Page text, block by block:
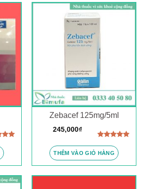
5.00
Zebacef 125mg/5ml
hạng 5.00
5 sao
245,000₫
THÊM VÀO GIỎ HÀNG